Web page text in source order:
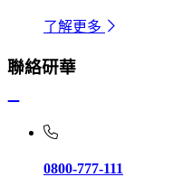
了解更多
聯絡研華
0800-777-111